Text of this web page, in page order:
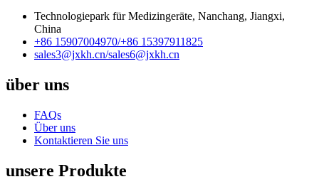
Technologiepark für Medizingeräte, Nanchang, Jiangxi,
China
+86 15907004970/+86 15397911825
sales3@jxkh.cn/sales6@jxkh.cn
über uns
FAQs
Über uns
Kontaktieren Sie uns
unsere Produkte